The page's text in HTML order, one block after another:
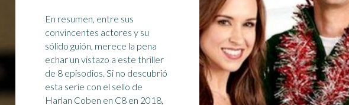
En resumen, entre sus
convincentes actores y su
sólido guión, merece la pena
echar un vistazo a este thriller
de 8 episodios. Si no descubrió
esta serie con el sello de
Harlan Coben en C8 en 2018,